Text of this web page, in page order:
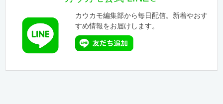
カウカモ編集部から毎日配信。新着やおす
すめ情報をお届けします。